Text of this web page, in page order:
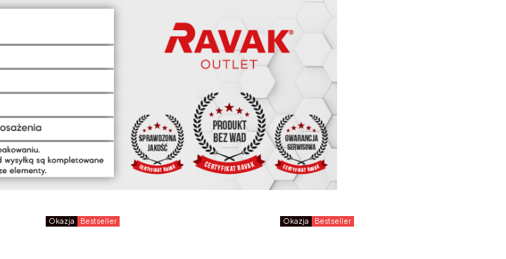
Okazja Bestseller Okazja Bestseller